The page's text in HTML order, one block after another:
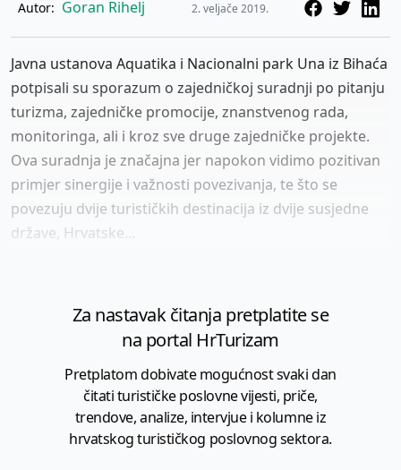
Autor: Goran Rihelj 2. veljače 2019.
Javna ustanova Aquatika i Nacionalni park Una iz Bihaća
potpisali su sporazum o zajedničkoj suradnji po pitanju
turizma, zajedničke promocije, znanstvenog rada,
monitoringa, ali i kroz sve druge zajedničke projekte.
Ova suradnja je značajna jer napokon vidimo pozitivan
primjer sinergije i važnosti povezivanja, te što se
povezuju dvije turističkih destinacija iz dvije susjedne
države, Hrvatske...
Za nastavak čitanja pretplatite se
na portal HrTurizam
Pretplatom dobivate mogućnost svaki dan
čitati turističke poslovne vijesti, priče,
trendove, analize, intervjue i kolumne iz
hrvatskog turističkog poslovnog sektora.